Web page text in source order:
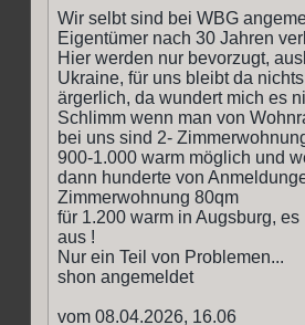
Wir selbt sind bei WBG
Eigentümer nach 30 Jahren
Hier werden nur bevorzugt,
Ukraine, für uns bleibt da
ärgerlich, da wundert mich es
Schlimm wenn man von
bei uns sind 2-
900-1.000 warm möglich und
dann hunderte von
Zimmerwohnung 80qm
für 1.200 warm in Augsburg,
aus !
Nur ein Teil von Problemen...
shon angemeldet
vom 08.04.2026, 16.06